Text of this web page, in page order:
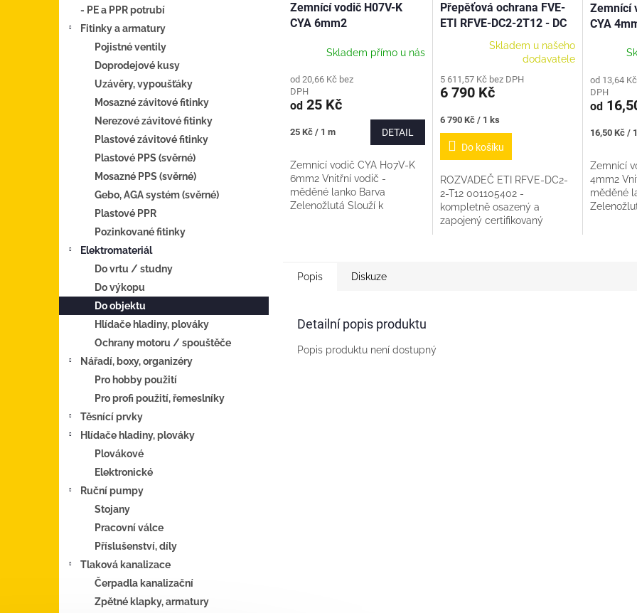
- PE a PPR potrubí
Fitinky a armatury
Pojistné ventily
Doprodejové kusy
Uzávěry, vypoušťáky
Mosazné závitové fitinky
Nerezové závitové fitinky
Plastové závitové fitinky
Plastové PPS (svěrné)
Mosazné PPS (svěrné)
Gebo, AGA systém (svěrné)
Plastové PPR
Pozinkované fitinky
Elektromateriál
Do vrtu / studny
Do výkopu
Do objektu
Hlídače hladiny, plováky
Ochrany motoru / spouštěče
Nářadí, boxy, organizéry
Pro hobby použití
Pro profi použití, řemeslníky
Těsnící prvky
Hlídače hladiny, plováky
Plovákové
Elektronické
Ruční pumpy
Stojany
Pracovní válce
Příslušenství, díly
Tlaková kanalizace
Čerpadla kanalizační
Zpětné klapky, armatury
Zemnící vodič H07V-K
CYA 6mm2
Skladem přímo u nás
od 20,66 Kč bez
DPH
od 25 Kč
Měrná
25 Kč / 1 m DETAIL
Zemnící vodič CYA H07V-K
6mm2 Vnitřní vodič -
měděné lanko Barva
Zelenožlutá Slouží k
Přepěťová ochrana FVE-
ETI RFVE-DC2-2T12 - DC
pro 2 stringy - kompletní -
Skladem u našeho
dodavatele
5 611,57 Kč bez DPH
6 790 Kč
Měrná
cena:
6 790 Kč / 1 ks
Do košíku
ROZVADEČ ETI RFVE-DC2-
2-T12 001105402 -
kompletně osazený a
zapojený certifikovaný
Zemnící
CYA
od 13,64
DPH
od
Měrná
16,50 Kč /
Zemnící
4mm2
měděné
Popis Diskuze
Detailní popis produktu
Popis produktu není dostupný